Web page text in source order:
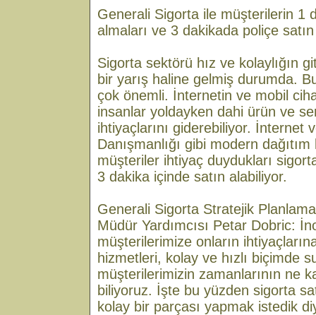
Generali Sigorta ile müşterilerin 1
almaları ve 3 dakikada poliçe
Sigorta sektörü hız ve kolaylığın
bir yarış haline gelmiş durumda.
çok önemli. İnternetin ve mobil
insanlar yoldayken dahi ürün ve
ihtiyaçlarını giderebiliyor. İnternet
Danışmanlığı gibi modern
müşteriler ihtiyaç duydukları
3 dakika içinde satın alabiliyor.
Generali Sigorta Stratejik
Müdür Yardımcısı Petar Dobric:
müşterilerimize onların
hizmetleri, kolay ve hızlı biçimde
müşterilerimizin zamanlarının ne
biliyoruz. İşte bu yüzden sigorta
kolay bir parçası yapmak istedik